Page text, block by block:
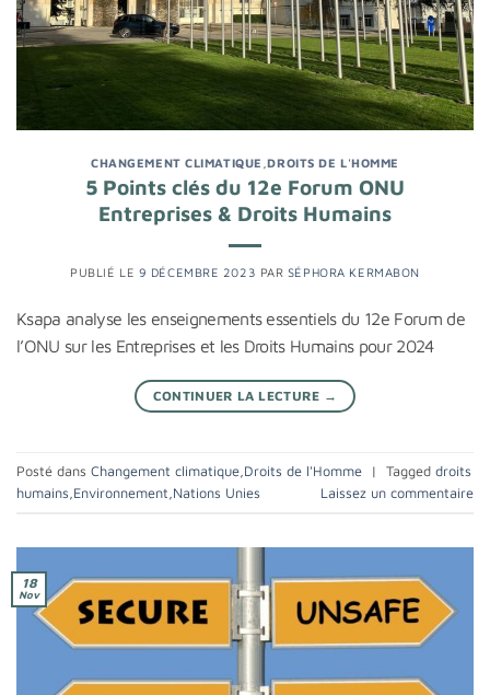
CHANGEMENT CLIMATIQUE ,DROITS DE L'HOMME
5 Points clés du 12e Forum ONU
Entreprises & Droits Humains
PUBLIÉ LE 9 DÉCEMBRE 2023 PAR SÉPHORA KERMABON
Ksapa analyse les enseignements essentiels du 12e Forum de
l’ONU sur les Entreprises et les Droits Humains pour 2024
CONTINUER LA LECTURE →
Posté dans Changement climatique Droits de l'Homme | Tagged droits
humains Environnement Nations Unies Laissez un commentaire
18
Nov